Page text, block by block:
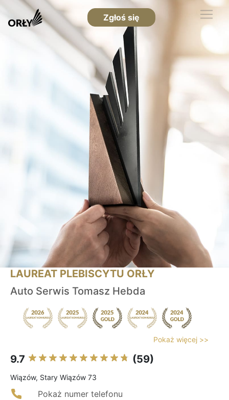
Zgłoś się
LAUREAT PLEBISCYTU ORŁY
Auto Serwis Tomasz Hebda
Pokaż więcej >>
9.7 (59)
Wiązów, Stary Wiązów 73
Pokaż numer telefonu